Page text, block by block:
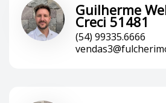
Guilherme
Creci 51481
(54) 99335.6666